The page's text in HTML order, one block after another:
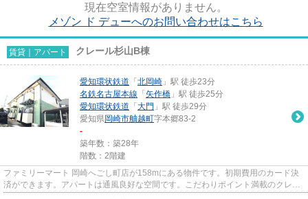
現在空室情報がありません。
メゾン ド デューへのお問い合わせはこちら
賃貸｜アパート クレール杉山B棟
愛知環状鉄道 「 北岡崎 」駅 徒歩23分
名鉄名古屋本線 「 矢作橋 」駅 徒歩25分
愛知環状鉄道 「 大門 」駅 徒歩29分
愛知県岡崎市舳越町字本郷83-2
-
築年数：築28年
階数：2階建
ファミリーマート 岡崎へごし町店が158mにある物件です。初期費用のカード決
済ができます。アパートは通風良好な空間です。こだわりポイント満載のクレー